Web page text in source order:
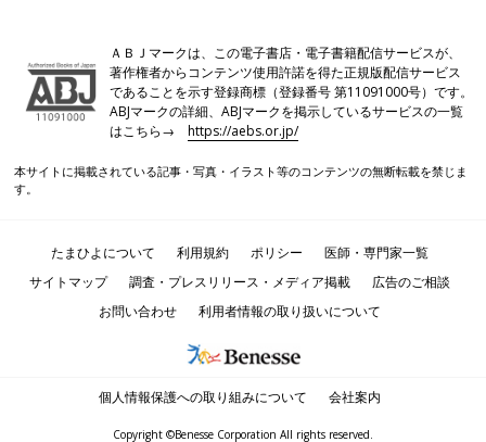
ＡＢＪマークは、この電子書店・電子書籍配信サービスが、
著作権者からコンテンツ使用許諾を得た正規版配信サービス
であることを示す登録商標（登録番号 第11091000号）です。
ABJマークの詳細、ABJマークを掲示しているサービスの一覧
はこちら→https://aebs.or.jp/
本サイトに掲載されている記事・写真・イラスト等のコンテンツの無断転載を禁じま
す。
たまひよについて 利用規約 ポリシー
医師・専門家一覧
サイトマップ
調査・プレスリリース・メディア掲載
広告のご相談
お問い合わせ
利用者情報の取り扱いについて
個人情報保護への取り組みについて 会社案内
Copyright ©Benesse Corporation All rights reserved.